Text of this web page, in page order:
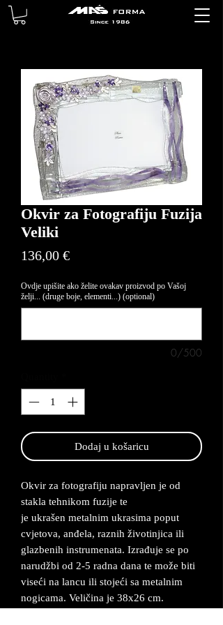
Okvir za Fotografiju Fuzija
Veliki
136,00 €Price
Ovdje upišite ako želite ovakav proizvod po Vašoj
želji... (druge boje, elementi...) (optional)
0/500
Dodaj u košaricu
Okvir za fotografiju napravljen je od
stakla tehnikom fuzije te
je ukrašen metalnim ukrasima poput
cvjetova, anđela, raznih životinjica ili
glazbenih instrumenata. Izrađuje se po
narudžbi od 2-5 radna dana te može biti
viseći na lancu ili stojeći sa metalnim
nogicama. Veličina je 38x26 cm.